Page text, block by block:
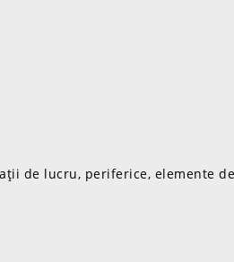
de lucru, periferice, elemente